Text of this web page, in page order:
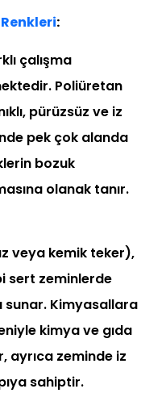
:
çalışma
Poliüretan
pürüzsüz ve iz
pek çok alanda
bozuk
olanak tanır.
veya kemik teker),
sert zeminlerde
sunar. Kimyasallara
kimya ve gıda
ayrıca zeminde iz
sahiptir.